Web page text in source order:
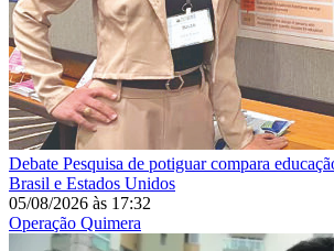
Debate Pesquisa de potiguar compara
Brasil e Estados Unidos
05/08/2026 às 17:32
Operação Quimera